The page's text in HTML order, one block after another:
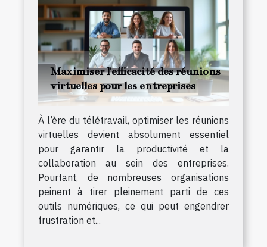
Maximiser l'efficacité des réunions
virtuelles pour les entreprises
À l’ère du télétravail, optimiser les réunions
virtuelles devient absolument essentiel
pour garantir la productivité et la
collaboration au sein des entreprises.
Pourtant, de nombreuses organisations
peinent à tirer pleinement parti de ces
outils numériques, ce qui peut engendrer
frustration et...